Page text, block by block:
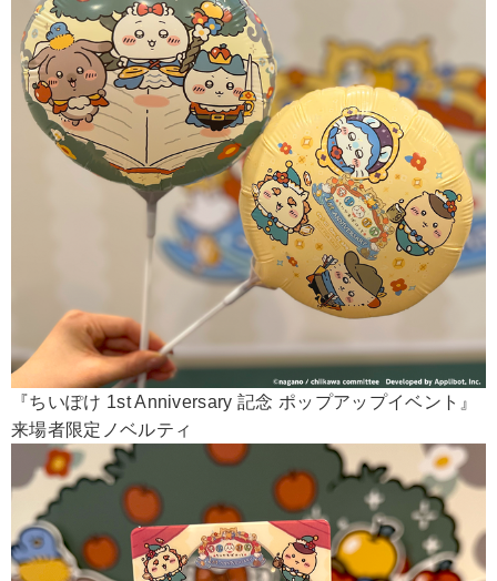
『ちいぽけ 1st Anniversary 記念 ポップアップイベント』
来場者限定ノベルティ